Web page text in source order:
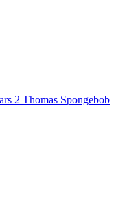
2 Thomas Spongebob